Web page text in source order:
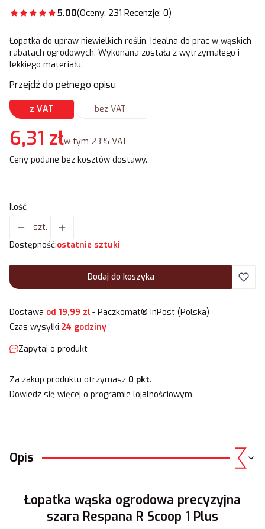
5.00(Oceny: 231 Recenzje: 0)
Łopatka do upraw niewielkich roślin. Idealna do prac w wąskich
rabatach ogrodowych. Wykonana została z wytrzymałego i
lekkiego materiału.
Przejdź do pełnego opisu
z VAT bez VAT
Cena
6,31 złw tym 23% VAT
w tym 23% VAT
Ceny podane bez kosztów dostawy.
Ilość
szt.
Dostępność:ostatnie sztuki
Dodaj do koszyka
Dostawa od 19,99 zł- Paczkomat® InPost (Polska)
Czas wysyłki:24 godziny
Zapytaj o produkt
Za zakup produktu otrzymasz 0 pkt.
Dowiedz się więcej o programie lojalnościowym.
Opis
Łopatka wąska ogrodowa precyzyjna
szara Respana R Scoop 1 Plus